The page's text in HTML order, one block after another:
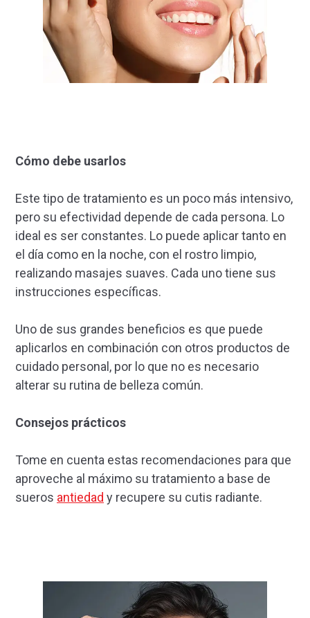
Cómo debe usarlos
Este tipo de tratamiento es un poco más intensivo,
pero su efectividad depende de cada persona. Lo
ideal es ser constantes. Lo puede aplicar tanto en
el día como en la noche, con el rostro limpio,
realizando masajes suaves. Cada uno tiene sus
instrucciones específicas.
Uno de sus grandes beneficios es que puede
aplicarlos en combinación con otros productos de
cuidado personal, por lo que no es necesario
alterar su rutina de belleza común.
Consejos prácticos
Tome en cuenta estas recomendaciones para que
aproveche al máximo su tratamiento a base de
sueros antiedad y recupere su cutis radiante.